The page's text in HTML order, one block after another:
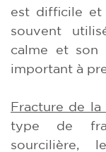
est difficile et
souvent
calme et son
important à
Fracture de
type de
sourcilière,